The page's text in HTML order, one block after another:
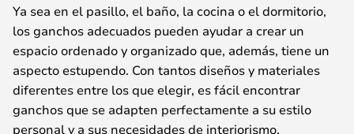
Ya sea en el pasillo, el baño, la cocina o el dormitorio,
los ganchos adecuados pueden ayudar a crear un
espacio ordenado y organizado que, además, tiene un
aspecto estupendo. Con tantos diseños y materiales
diferentes entre los que elegir, es fácil encontrar
ganchos que se adapten perfectamente a su estilo
personal y a sus necesidades de interiorismo.